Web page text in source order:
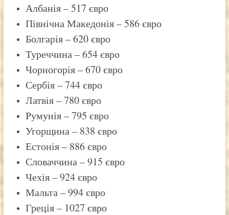
Албанія – 517 євро
Північна Македонія – 586 євро
Болгарія – 620 євро
Туреччина – 654 євро
Чорногорія – 670 євро
Сербія – 744 євро
Латвія – 780 євро
Румунія – 795 євро
Угорщина – 838 євро
Естонія – 886 євро
Словаччина – 915 євро
Чехія – 924 євро
Мальта – 994 євро
Греція – 1027 євро